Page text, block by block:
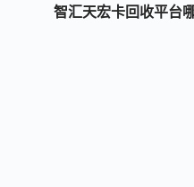
智汇天宏卡回收平台